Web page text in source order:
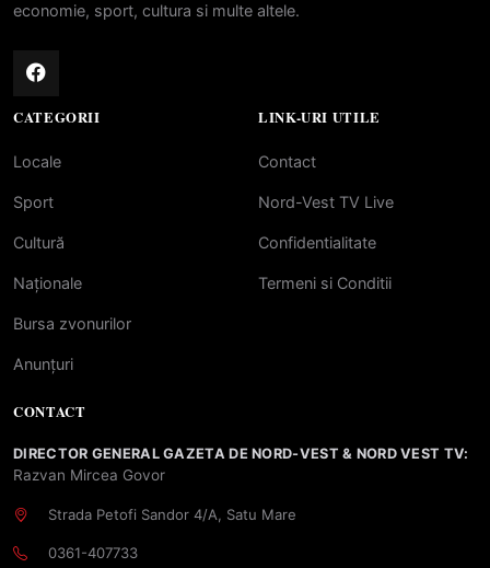
economie, sport, cultura si multe altele.
CATEGORII
Locale
Sport
Cultură
Naționale
Bursa zvonurilor
Anunțuri
LINK-URI UTILE
Contact
Nord-Vest TV Live
Confidentialitate
Termeni si Conditii
CONTACT
DIRECTOR GENERAL GAZETA DE NORD-VEST & NORD VEST TV:
Razvan Mircea Govor
Strada Petofi Sandor 4/A, Satu Mare
0361-407733